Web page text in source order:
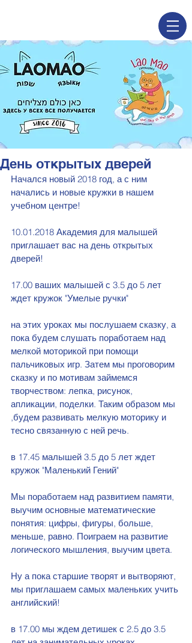
День открытых дверей
Начался новый 2018 год, а с ним
начались и новые кружки в нашем
учебном центре!
10.01.2018 Академия для малышей
приглашает вас на день открытых
дверей!
17.00 ваших малышей с 3.5 до 5 лет
ждет кружок "Умелые ручки"
на этих уроках мы послушаем сказку, а
пока будем слушать поработаем над
мелкой моторикой при помощи
пальчиковых игр. Затем мы проговорим
сказку и по мотивам займемся
творчеством: лепка, рисунок,
апликации, поделки. Таким образом мы
,будем развивать мелкую моторику и
тесно связанную с ней речь.
в 17.45 малышей 3.5 до 5 лет ждет
кружок "Маленький Гений"
Мы поработаем над развитием памяти,
выучим основные математические
понятия: цифры, фигуры, больше,
меньше, равно. Поиграем на развитие
логического мышления, выучим цвета.
Ну а пока старшие творят и вытворяют,
мы приглашаем самых маленьких учить
английский!
в 17.00 мы ждем детишек с 2.5 до 3.5